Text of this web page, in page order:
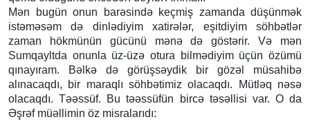
Mən bugün onun barəsində keçmiş zamanda düşünmək
istəməsəm də dinlədiyim xatirələr, eşitdiyim söhbətlər
zaman hökmünün gücünü mənə də göstərir. Və mən
Sumqayltda onunla üz-üzə otura bilmədiyim üçün özümü
qınayıram. Bəlkə də görüşsəydik bir gözəl müsahibə
alınacaqdı, bir maraqlı söhbətimiz olacaqdı. Mütləq nəsə
olacaqdı. Təəssüf. Bu təəssüfün bircə təsəllisi var. O da
Əşrəf müəllimin öz misralarıdı: